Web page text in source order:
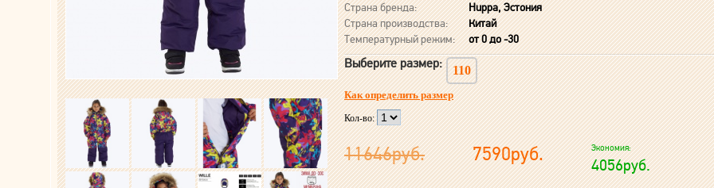
Страна бренда:
Huppa, Эстония
Страна производства:
Китай
Температурный режим:
от 0 до -30
Выберите размер: 110
Как определить размер
Кол-во:
11646руб. 7590руб. Экономия:
4056руб.